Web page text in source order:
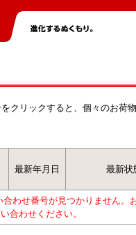
クリックすると、個々のお荷
最新年月日 最新状
合わせ番号が見つかりません
合わせください。